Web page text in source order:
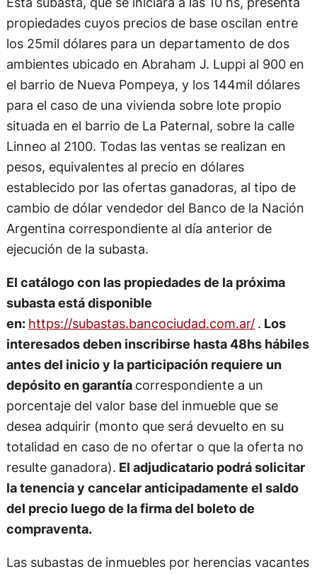
propiedades cuyos precios de base oscilan entre
los 25mil dólares para un departamento de dos
ambientes ubicado en Abraham J. Luppi al 900 en
el barrio de Nueva Pompeya, y los 144mil dólares
para el caso de una vivienda sobre lote propio
situada en el barrio de La Paternal, sobre la calle
Linneo al 2100. Todas las ventas se realizan en
pesos, equivalentes al precio en dólares
establecido por las ofertas ganadoras, al tipo de
cambio de dólar vendedor del Banco de la Nación
Argentina correspondiente al día anterior de
ejecución de la subasta.
El catálogo con las propiedades de la próxima
subasta está disponible
en: https://subastas.bancociudad.com.ar/ . Los
interesados deben inscribirse hasta 48hs hábiles
antes del inicio y la participación requiere un
depósito en garantía correspondiente a un
porcentaje del valor base del inmueble que se
desea adquirir (monto que será devuelto en su
totalidad en caso de no ofertar o que la oferta no
resulte ganadora). El adjudicatario podrá solicitar
la tenencia y cancelar anticipadamente el saldo
del precio luego de la firma del boleto de
compraventa.
Las subastas de inmuebles por herencias vacantes